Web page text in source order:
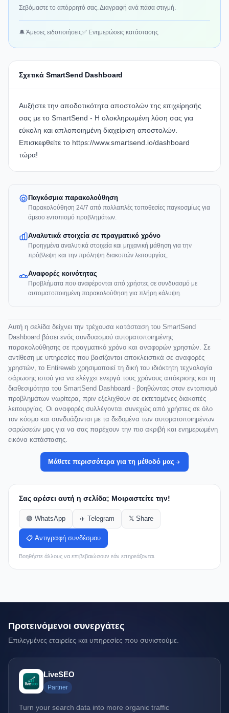
Σεβόμαστε το απόρρητό σας. Διαγραφή ανά πάσα στιγμή.
🔔 Άμεσες ειδοποιήσεις✅ Ενημερώσεις κατάστασης
Σχετικά SmartSend Dashboard
Αυξήστε την αποδοτικότητα αποστολών της επιχείρησής
σας με το SmartSend - Η ολοκληρωμένη λύση σας για
εύκολη και απλοποιημένη διαχείριση αποστολών.
Επισκεφθείτε το https://www.smartsend.io/dashboard
τώρα!
Παγκόσμια παρακολούθηση
Παρακολούθηση 24/7 από πολλαπλές τοποθεσίες παγκοσμίως για
άμεσο εντοπισμό προβλημάτων.
Αναλυτικά στοιχεία σε πραγματικό χρόνο
Προηγμένα αναλυτικά στοιχεία και μηχανική μάθηση για την
πρόβλεψη και την πρόληψη διακοπών λειτουργίας.
Αναφορές κοινότητας
Προβλήματα που αναφέρονται από χρήστες σε συνδυασμό με
αυτοματοποιημένη παρακολούθηση για πλήρη κάλυψη.
Αυτή η σελίδα δείχνει την τρέχουσα κατάσταση του SmartSend
Dashboard βάσει ενός συνδυασμού αυτοματοποιημένης
παρακολούθησης σε πραγματικό χρόνο και αναφορών χρηστών. Σε
αντίθεση με υπηρεσίες που βασίζονται αποκλειστικά σε αναφορές
χρηστών, το Entireweb χρησιμοποιεί τη δική του ιδιόκτητη τεχνολογία
σάρωσης ιστού για να ελέγχει ενεργά τους χρόνους απόκρισης και τη
διαθεσιμότητα του SmartSend Dashboard - βοηθώντας στον εντοπισμό
προβλημάτων νωρίτερα, πριν εξελιχθούν σε εκτεταμένες διακοπές
λειτουργίας. Οι αναφορές συλλέγονται συνεχώς από χρήστες σε όλο
τον κόσμο και συνδυάζονται με τα δεδομένα των αυτοματοποιημένων
σαρώσεών μας για να σας παρέχουν την πιο ακριβή και ενημερωμένη
εικόνα κατάστασης.
Μάθετε περισσότερα για τη μέθοδό μας
Σας αρέσει αυτή η σελίδα; Μοιραστείτε την!
🟢 WhatsApp ✈️ Telegram 𝕏 Share
📋 Αντιγραφή συνδέσμου
Βοηθήστε άλλους να επιβεβαιώσουν εάν επηρεάζονται.
Προτεινόμενοι συνεργάτες
Επιλεγμένες εταιρείες και υπηρεσίες που συνιστούμε.
LiveSEO
Partner
Turn your search data into more organic traffic